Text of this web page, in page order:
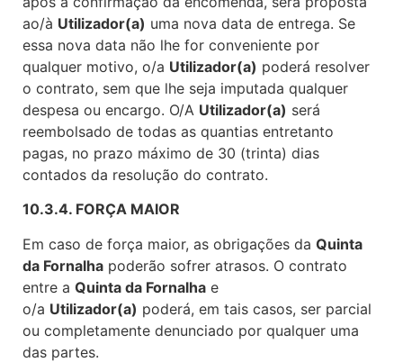
ao/à Utilizador(a) uma nova data de entrega. Se
essa nova data não lhe for conveniente por
qualquer motivo, o/a Utilizador(a) poderá resolver
o contrato, sem que lhe seja imputada qualquer
despesa ou encargo. O/A Utilizador(a) será
reembolsado de todas as quantias entretanto
pagas, no prazo máximo de 30 (trinta) dias
contados da resolução do contrato.
10.3.4. FORÇA MAIOR
Em caso de força maior, as obrigações da Quinta
da Fornalha poderão sofrer atrasos. O contrato
entre a Quinta da Fornalha e
o/a Utilizador(a) poderá, em tais casos, ser parcial
ou completamente denunciado por qualquer uma
das partes.